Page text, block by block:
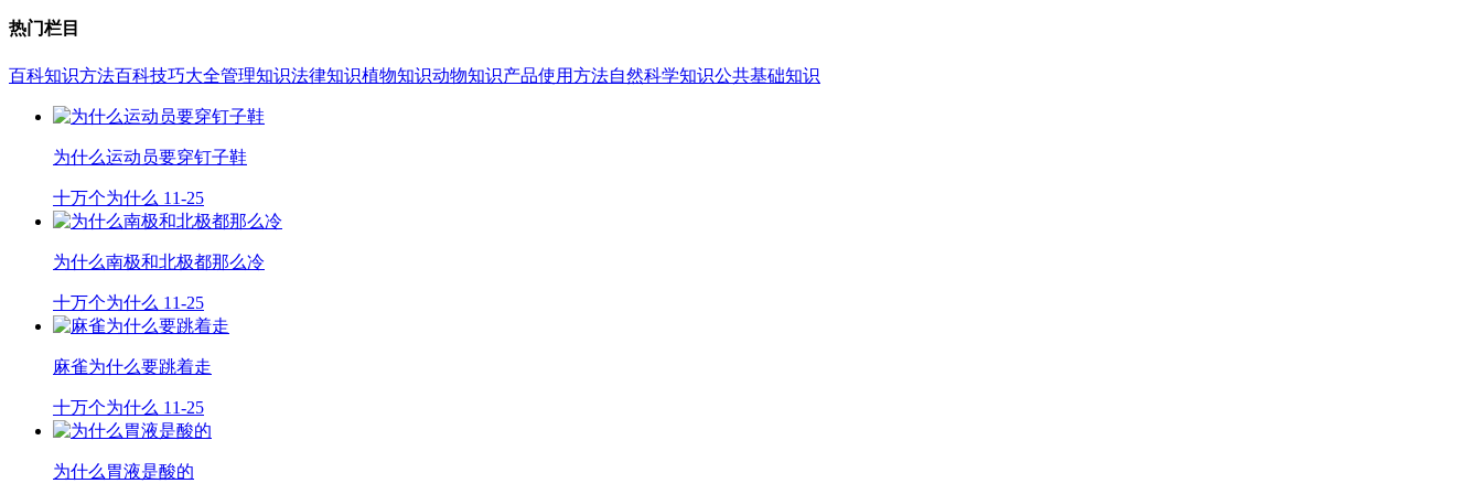
热门栏目
百科知识方法百科技巧大全管理知识法律知识植物知识动物知识产品使用方法自然科学知识公共基础知识
为什么运动员要穿钉子鞋
十万个为什么 11-25
为什么南极和北极都那么冷
十万个为什么 11-25
麻雀为什么要跳着走
十万个为什么 11-25
为什么胃液是酸的